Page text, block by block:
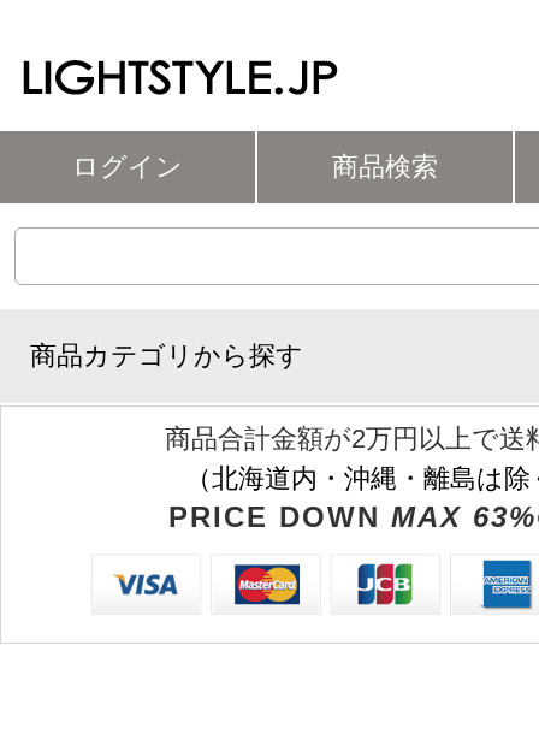
ログイン 商品検索
商品カテゴリから探す
商品合計金額が2万円以上で送
（北海道内・沖縄・離島は
PRICE DOWN MAX